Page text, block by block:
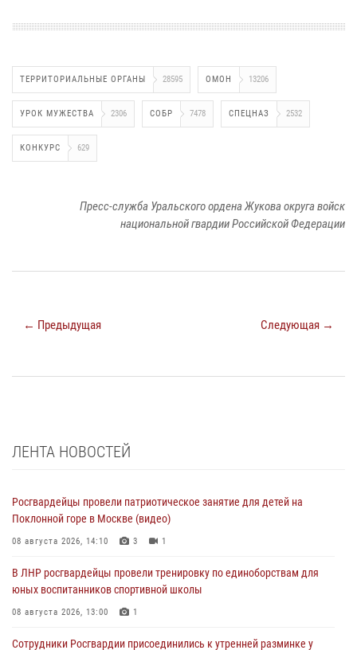
ТЕРРИТОРИАЛЬНЫЕ ОРГАНЫ 28595 ОМОН 13206
УРОК МУЖЕСТВА 2306 СОБР 7478 СПЕЦНАЗ 2532
КОНКУРС 629
Пресс-служба Уральского ордена Жукова округа войск
национальной гвардии Российской Федерации
← Предыдущая Следующая →
ЛЕНТА НОВОСТЕЙ
Росгвардейцы провели патриотическое занятие для детей на
Поклонной горе в Москве (видео)
08 августа 2026, 14:10 3 1
В ЛНР росгвардейцы провели тренировку по единоборствам для
юных воспитанников спортивной школы
08 августа 2026, 13:00 1
Сотрудники Росгвардии присоединились к утренней разминке у